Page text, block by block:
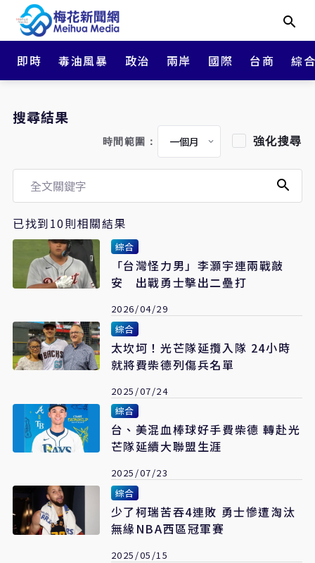
即時 毒油風暴 政治 兩岸 國際 台商 綜
搜尋結果
時間範圍： 強化搜尋
已找到10則相關結果
綜合
「台灣怪力男」李灝宇連兩戰敲
安 出戰勇士擊出二壘打
2026/04/29
綜合
太坎坷！光芒隊延攬入隊 24小時
就將費柴德列傷兵名單
2025/07/24
綜合
台、美混血棒球好手費柴德 轉赴光
芒隊延續大聯盟生涯
2025/07/23
綜合
少了柯瑞苦吞4連敗 勇士慘遭淘汰
無緣NBA西區冠軍賽
2025/05/15